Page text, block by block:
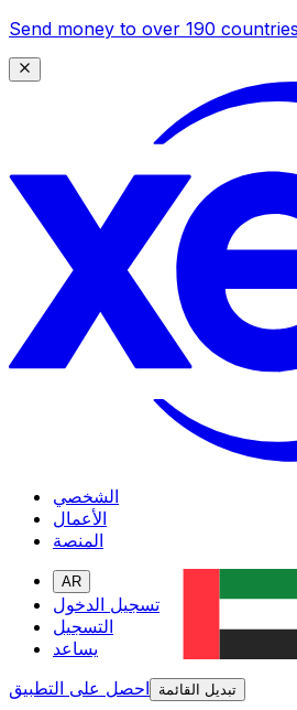
Send money to over 190
الشخصي
الأعمال
المنصة
AR
تسجيل الدخول
التسجيل
يساعد
احصل على التطبيق
تبديل القائمة